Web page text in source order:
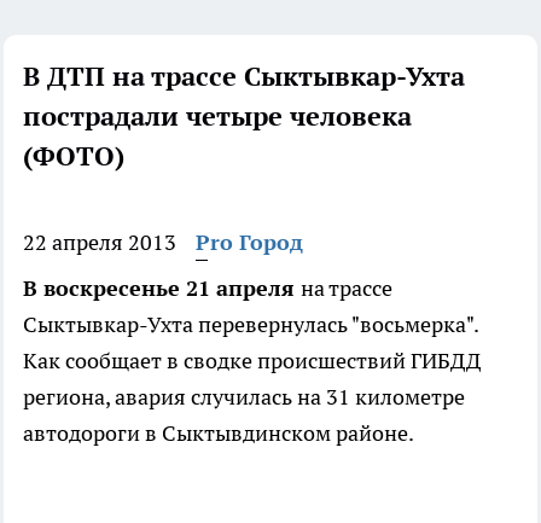
В ДТП на трассе Сыктывкар-Ухта
пострадали четыре человека
(ФОТО)
22 апреля 2013
Pro Город
В воскресенье 21 апреля на трассе
Сыктывкар-Ухта перевернулась "восьмерка".
Как сообщает в сводке происшествий ГИБДД
региона, авария случилась на 31 километре
автодороги в Сыктывдинском районе.